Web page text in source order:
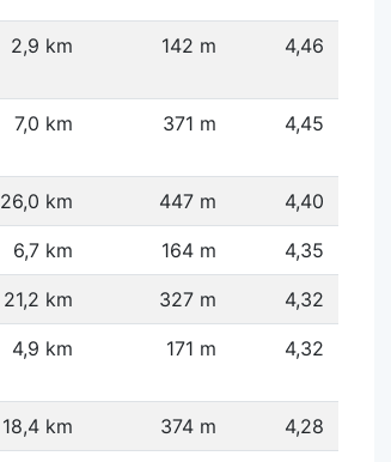
2,9 km 142 m 4,46
7,0 km 371 m 4,45
26,0 km 447 m 4,40
6,7 km 164 m 4,35
21,2 km 327 m 4,32
4,9 km 171 m 4,32
18,4 km 374 m 4,28